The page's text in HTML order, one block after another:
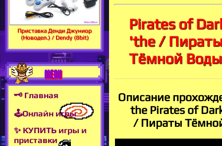
Приставка Денди Джуниор
(Новодел.) / Dendy (8bit)
MENU
🗝 Главная
🕹Онлайн игры
✨ КУПИТЬ игры и
приставки
Pirates of
'the /
Тёмной Воды
Описание
the Pirates of
/ Пираты